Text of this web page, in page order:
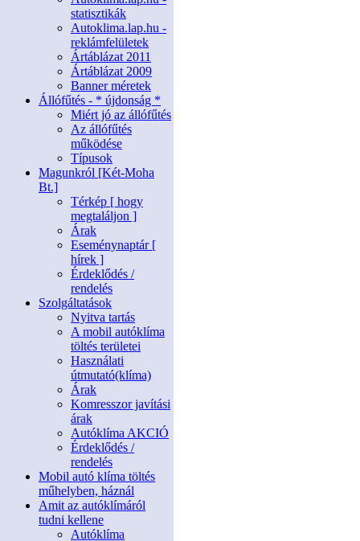
statisztikák
Autoklima.lap.hu -
reklámfelületek
Ártáblázat 2011
Ártáblázat 2009
Banner méretek
Állófűtés - * újdonság *
Miért jó az állófűtés
Az állófűtés
működése
Típusok
Magunkról [Két-Moha
Bt.]
Térkép [ hogy
megtaláljon ]
Árak
Eseménynaptár [
hírek ]
Érdeklődés /
rendelés
Szolgáltatások
Nyitva tartás
A mobil autóklíma
töltés területei
Használati
útmutató(klíma)
Árak
Komresszor javítási
árak
Autóklíma AKCIÓ
Érdeklődés /
rendelés
Mobil autó klíma töltés
műhelyben, háznál
Amit az autóklímáról
tudni kellene
Autóklíma